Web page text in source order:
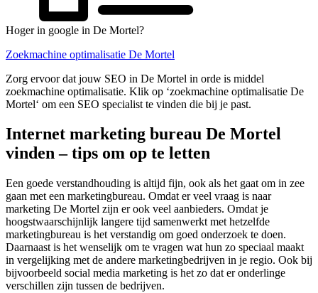
Hoger in google in De Mortel?
Zoekmachine optimalisatie De Mortel
Zorg ervoor dat jouw SEO in De Mortel in orde is middel
zoekmachine optimalisatie. Klik op ‘zoekmachine optimalisatie De
Mortel‘ om een SEO specialist te vinden die bij je past.
Internet marketing bureau De Mortel
vinden – tips om op te letten
Een goede verstandhouding is altijd fijn, ook als het gaat om in zee
gaan met een marketingbureau. Omdat er veel vraag is naar
marketing De Mortel zijn er ook veel aanbieders. Omdat je
hoogstwaarschijnlijk langere tijd samenwerkt met hetzelfde
marketingbureau is het verstandig om goed onderzoek te doen.
Daarnaast is het wenselijk om te vragen wat hun zo speciaal maakt
in vergelijking met de andere marketingbedrijven in je regio. Ook bij
bijvoorbeeld social media marketing is het zo dat er onderlinge
verschillen zijn tussen de bedrijven.